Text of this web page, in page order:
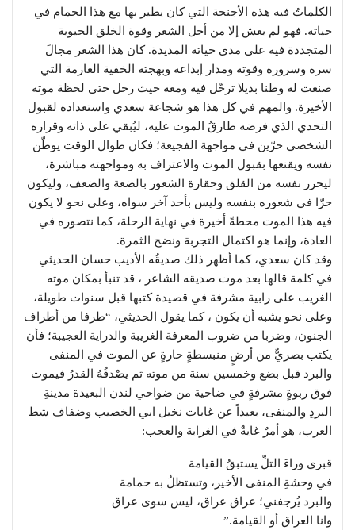
الكلماتُ فيه هذه الأجنحة التي كان يطير بها مع هذا الحمام في
حياته. فهو لم يعش إلا من أجل الشعر وقوة الخلق الحيوية
المتجددة فيه على مدى حياته المديدة. كان هذا الشعر مجالَ
سره وسروره وقوته ومدار إبداعه وبهجته الخفية العارمة التي
صنعت له وطنا بديلا ترحّل فيه ومعه حيث رحل حتى لحظة موته
الأخيرة. والمهم في كل هذا هو شجاعة سعدي واستعداده لقبول
التحدي الذي فرضه طارقُ الموت عليه، ليُبقي على ذاته وقراره
الشخصي حرّين في مواجهة الفجيعة؛ فكان طوال الوقت يوطّن
نفسه ويقنعها بقبول الموت والاعتراف به ومواجهته مباشرة،
ليحرر نفسه من القلق وحقارة الشعور بالضعة والضعف، وليكون
حرّا في شعوره بنفسه وليس بأحد آخر سواه، وعلى نحو لا يكون
فيه هذا الموت محطةً أخيرة في نهاية الرحلة، كما نتصوره في
العادة، وإنما هو اكتمال التجربة ونضج الثمرة.
وقد كان سعدي، كما أظهر ذلك صديقُه الأديب حسان الحديثي
في كلمة قالها بعد موت صديقه الشاعر ، قد تنبأ بمكان موته
الغريب على رابية مشرفة في قصيدة كتبها قبل سنوات طويلة،
وعلى نحو يشبه أن يكون ، كما يقول الحديثي، “طرفا من أطراف
الجنون، وضربا من ضروب المعرفة الغريبة والدراية العجيبة؛ فأن
يكتب بصريٌّ من أرضٍ منبسطةٍ حارةٍ عن الموت في المنفى
والبرد قبل بضع وخمسين سنة من موته ثم يصْدقُهُ القدرُ فيموت
فوق ربوةٍ مشرفةٍ في ضاحية من ضواحي لندن البعيدة مدينةِ
البردِ والمنفى، بعيداً عن غابات نخيل ابي الخصيب وضفاف شط
العرب، هو أمرٌ غايةٌ في الغرابة والعجب:
قبري وراءَ التلِّ يستبقُ القيامة
في وحشةِ المنفى الأخير، وتستظلُ به حمامة
والبرد يُرجفني؛ عراق عراق، ليس سوى عراق
وانا العراق أو القيامة.”